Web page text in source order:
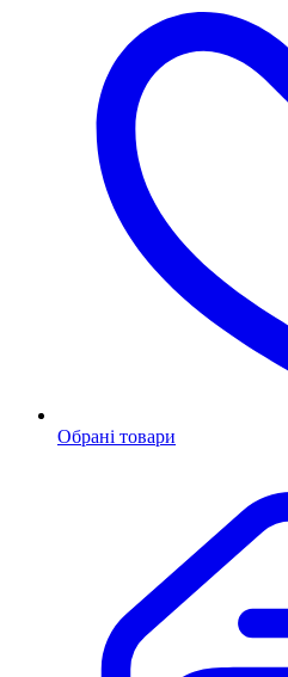
Обрані товари